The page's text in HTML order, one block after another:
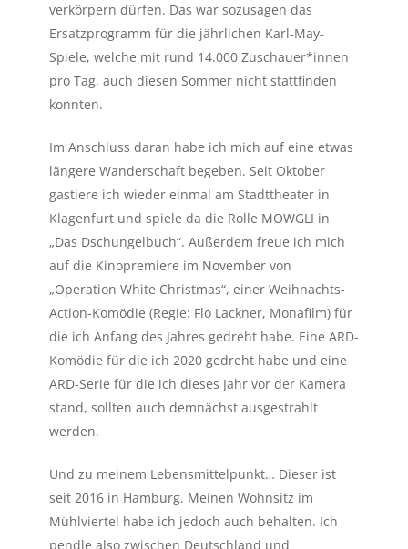
verkörpern dürfen. Das war sozusagen das
Ersatzprogramm für die jährlichen Karl-May-
Spiele, welche mit rund 14.000 Zuschauer*innen
pro Tag, auch diesen Sommer nicht stattfinden
konnten.
Im Anschluss daran habe ich mich auf eine etwas
längere Wanderschaft begeben. Seit Oktober
gastiere ich wieder einmal am Stadttheater in
Klagenfurt und spiele da die Rolle MOWGLI in
„Das Dschungelbuch“. Außerdem freue ich mich
auf die Kinopremiere im November von
„Operation White Christmas“, einer Weihnachts-
Action-Komödie (Regie: Flo Lackner, Monafilm) für
die ich Anfang des Jahres gedreht habe. Eine ARD-
Komödie für die ich 2020 gedreht habe und eine
ARD-Serie für die ich dieses Jahr vor der Kamera
stand, sollten auch demnächst ausgestrahlt
werden.
Und zu meinem Lebensmittelpunkt… Dieser ist
seit 2016 in Hamburg. Meinen Wohnsitz im
Mühlviertel habe ich jedoch auch behalten. Ich
pendle also zwischen Deutschland und